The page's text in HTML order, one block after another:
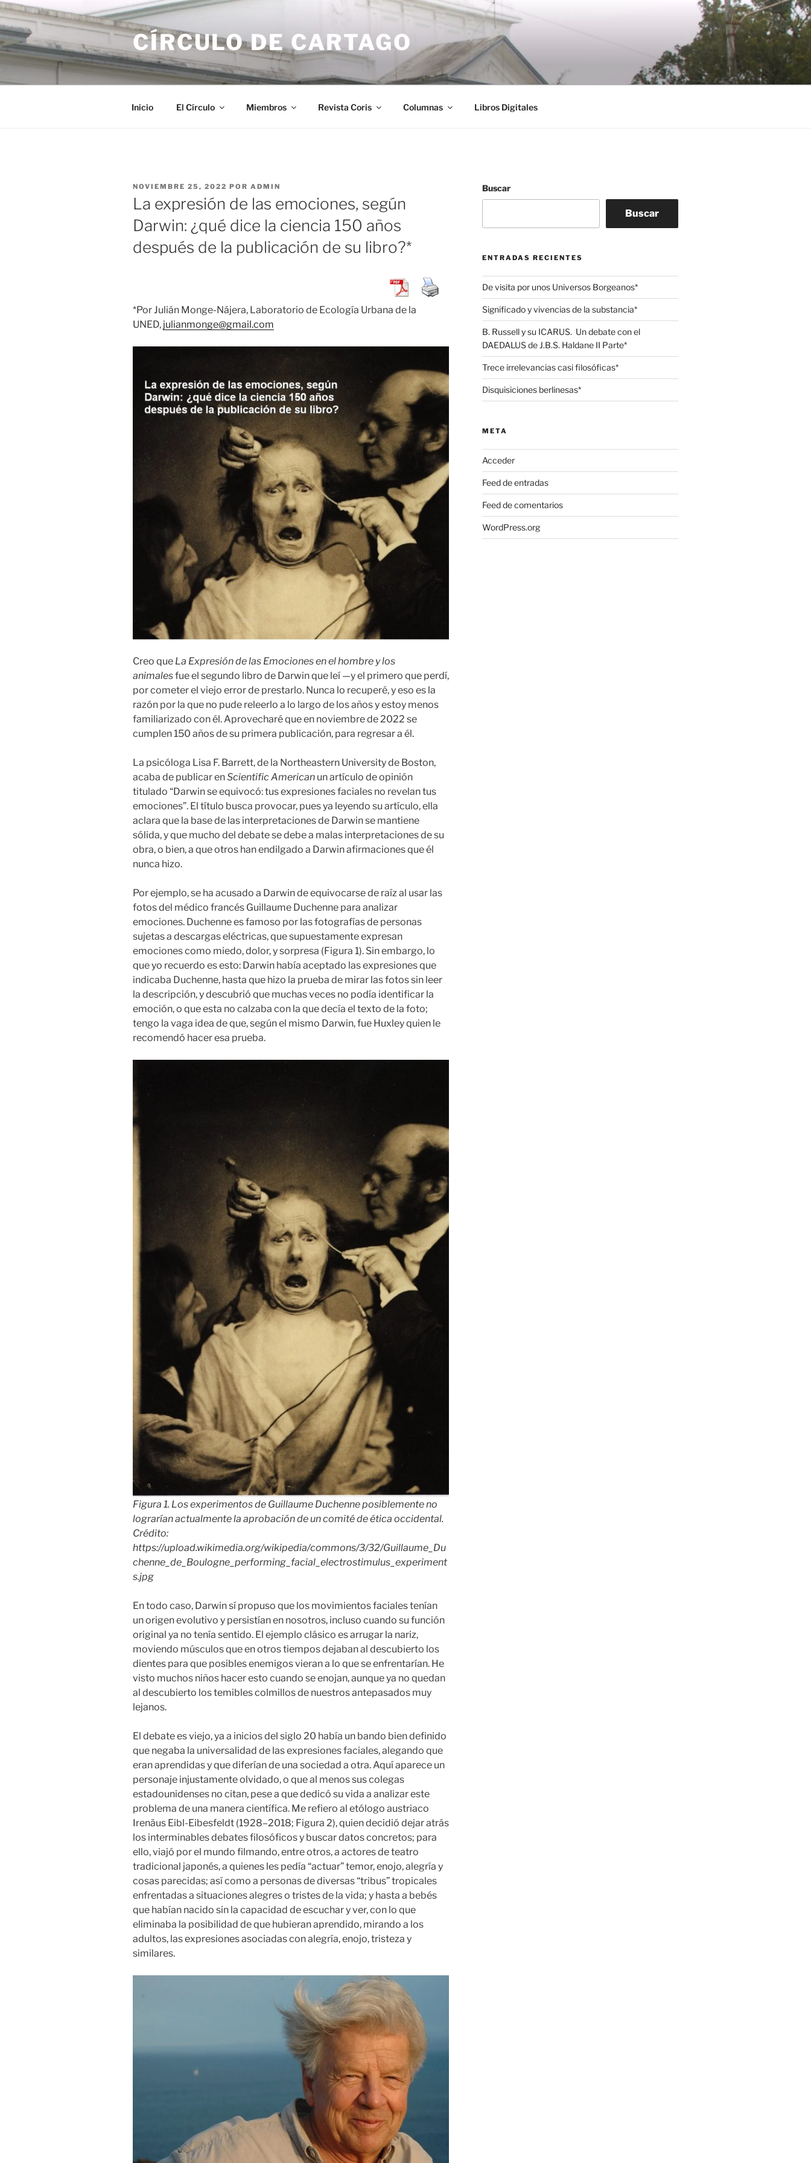
Saltar
al
contenido
CÍRCULO DE CARTAGO
Inicio El Círculo Miembros Revista Coris Columnas Libros Digitales
PUBLICADO
EL
NOVIEMBRE 25, 2022 POR ADMIN
La expresión de las emociones, según
Darwin: ¿qué dice la ciencia 150 años
después de la publicación de su libro?*
*Por Julián Monge-Nájera, Laboratorio de Ecología Urbana de la
UNED, julianmonge@gmail.com
Creo que La Expresión de las Emociones en el hombre y los
animalesfue el segundo libro de Darwin que leí —y el primero que perdí,
por cometer el viejo error de prestarlo. Nunca lo recuperé, y eso es la
razón por la que no pude releerlo a lo largo de los años y estoy menos
familiarizado con él. Aprovecharé que en noviembre de 2022 se
cumplen 150 años de su primera publicación, para regresar a él.
La psicóloga Lisa F. Barrett, de la Northeastern University de Boston,
acaba de publicar enScientific American un artículo de opinión
titulado “Darwin se equivocó: tus expresiones faciales no revelan tus
emociones”. El título busca provocar, pues ya leyendo su artículo, ella
aclara que la base de las interpretaciones de Darwin se mantiene
sólida, y que mucho del debate se debe a malas interpretaciones de su
obra, o bien, a que otros han endilgado a Darwin afirmaciones que él
nunca hizo.
Por ejemplo, se ha acusado a Darwin de equivocarse de raíz al usar las
fotos del médico francés Guillaume Duchenne para analizar
emociones. Duchenne es famoso por las fotografías de personas
sujetas a descargas eléctricas, que supuestamente expresan
emociones como miedo, dolor, y sorpresa (Figura 1). Sin embargo, lo
que yo recuerdo es esto: Darwin había aceptado las expresiones que
indicaba Duchenne, hasta que hizo la prueba de mirar las fotos sin leer
la descripción, y descubrió que muchas veces no podía identificar la
emoción, o que esta no calzaba con la que decía el texto de la foto;
tengo la vaga idea de que, según el mismo Darwin, fue Huxley quien le
recomendó hacer esa prueba.
Figura 1. Los experimentos de Guillaume Duchenne posiblemente no
lograrían actualmente la aprobación de un comité de ética occidental.
Crédito:
https://upload.wikimedia.org/wikipedia/commons/3/32/Guillaume_Du
chenne_de_Boulogne_performing_facial_electrostimulus_experiment
s.jpg
En todo caso, Darwin sí propuso que los movimientos faciales tenían
un origen evolutivo y persistían en nosotros, incluso cuando su función
original ya no tenía sentido. El ejemplo clásico es arrugar la nariz,
moviendo músculos que en otros tiempos dejaban al descubierto los
dientes para que posibles enemigos vieran a lo que se enfrentarían. He
visto muchos niños hacer esto cuando se enojan, aunque ya no quedan
al descubierto los temibles colmillos de nuestros antepasados muy
lejanos.
El debate es viejo, ya a inicios del siglo 20 había un bando bien definido
que negaba la universalidad de las expresiones faciales, alegando que
eran aprendidas y que diferían de una sociedad a otra. Aquí aparece un
personaje injustamente olvidado, o que al menos sus colegas
estadounidenses no citan, pese a que dedicó su vida a analizar este
problema de una manera científica. Me refiero al etólogo austriaco
Irenäus Eibl-Eibesfeldt (1928–2018; Figura 2), quien decidió dejar atrás
los interminables debates filosóficos y buscar datos concretos; para
ello, viajó por el mundo filmando, entre otros, a actores de teatro
tradicional japonés, a quienes les pedía “actuar” temor, enojo, alegría y
cosas parecidas; así como a personas de diversas “tribus” tropicales
enfrentadas a situaciones alegres o tristes de la vida; y hasta a bebés
que habían nacido sin la capacidad de escuchar y ver, con lo que
eliminaba la posibilidad de que hubieran aprendido, mirando a los
adultos, las expresiones asociadas con alegría, enojo, tristeza y
similares.
Buscar
Buscar
ENTRADAS RECIENTES
De visita por unos Universos Borgeanos*
Significado y vivencias de la substancia*
B. Russell y su ICARUS. Un debate con el
DAEDALUS de J.B.S. Haldane II Parte*
Trece irrelevancias casi filosóficas*
Disquisiciones berlinesas*
META
Acceder
Feed de entradas
Feed de comentarios
WordPress.org